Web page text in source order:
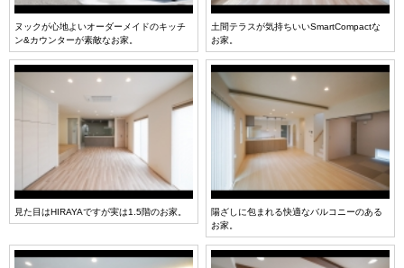
ヌックが心地よいオーダーメイドのキッチ
ン&カウンターが素敵なお家。
土間テラスが気持ちいいSmartCompactな
お家。
見た目はHIRAYAですが実は1.5階のお家。
陽ざしに包まれる快適なバルコニーのある
お家。